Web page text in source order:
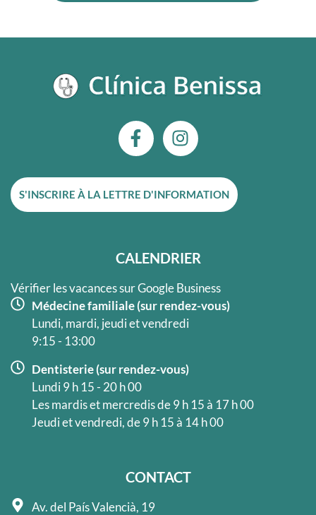
F
a
e
b
o
k
-
f
I
n
t
a
g
a
m
S'INSCRIRE À LA LETTRE D'INFORMATION
CALENDRIER
Vérifier les vacances sur Google Business
Médecine familiale (sur rendez-vous)
Lundi, mardi, jeudi et vendredi
9:15 - 13:00
Dentisterie (sur rendez-vous)
Lundi 9 h 15 - 20 h 00
Les mardis et mercredis de 9 h 15 à 17 h 00
Jeudi et vendredi, de 9 h 15 à 14 h 00
CONTACT
Av. del País Valencià, 19